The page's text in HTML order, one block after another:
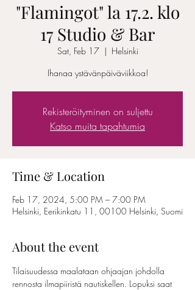
"Flamingot" la 17.2. klo
17 Studio & Bar
Sat, Feb 17
  |
Helsinki
Ihanaa ystävänpäiväviikkoa!
Rekisteröityminen on suljettu
Katso muita tapahtumia
Time & Location
Feb 17, 2024, 5:00 PM – 7:00 PM
Helsinki, Eerikinkatu 11, 00100 Helsinki, Suomi
About the event
Tilaisuudessa maalataan ohjaajan johdolla
rennosta ilmapiiristä nautiskellen. Lopuksi saat